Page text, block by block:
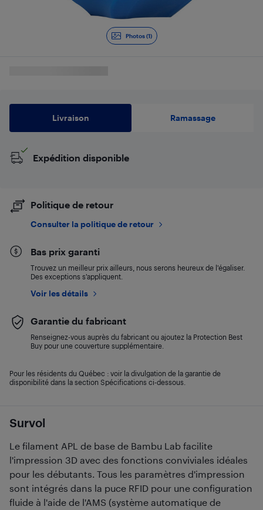
Photos (1)
Survol
Le filament APL de base de Bambu Lab facilite
l'impression 3D avec des fonctions conviviales idéales
pour les débutants. Tous les paramètres d'impression
sont intégrés dans la puce RFID pour une configuration
fluide à l'aide de l'AMS (système automatique de
Livraison Ramassage
Expédition disponible
Politique de retour
Consulter la politique de retour
Bas prix garanti
Trouvez un meilleur prix ailleurs, nous serons heureux de l’égaliser.
Des exceptions s’appliquent.
Voir les détails
Garantie du fabricant
Renseignez-vous auprès du fabricant ou ajoutez la Protection Best
Buy pour une couverture supplémentaire.
Pour les résidents du Québec : voir la divulgation de la garantie de
disponibilité dans la section Spécifications ci-dessous.